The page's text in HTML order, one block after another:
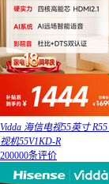
Vidda 海信电视55英寸
视机55V1KD-R
200000条评价